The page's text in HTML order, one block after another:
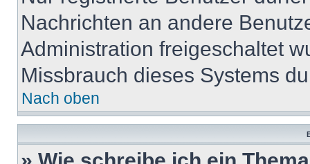
Nachrichten an andere
Administration freigeschaltet
Missbrauch dieses Systems
Nach oben